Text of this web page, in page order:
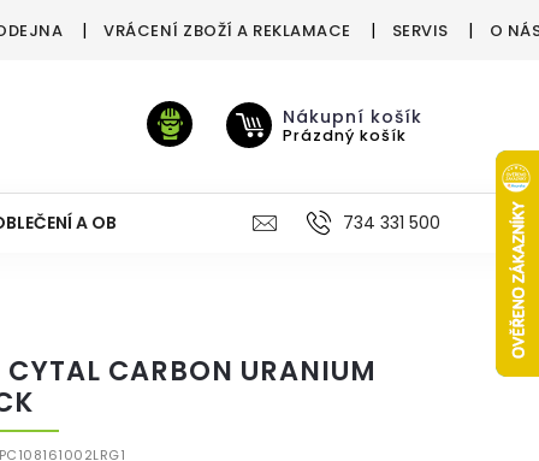
VRÁCENÍ ZBOŽÍ A REKLAMACE SERVIS O
Nákupní košík
Prázdný košík
A OBUV VÝŽIVA VÝPRODEJ %
734 331 500
CYTAL CARBON URANIUM